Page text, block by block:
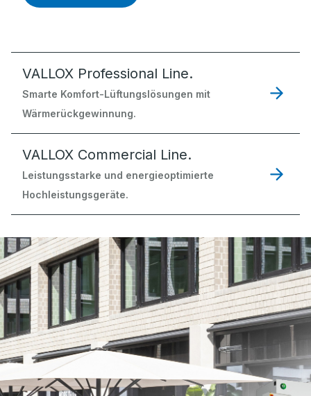
VALLOX Professional Line.
Smarte Komfort-Lüftungslösungen mit
Wärmerückgewinnung.
VALLOX Commercial Line.
Leistungsstarke und energieoptimierte
Hochleistungsgeräte.